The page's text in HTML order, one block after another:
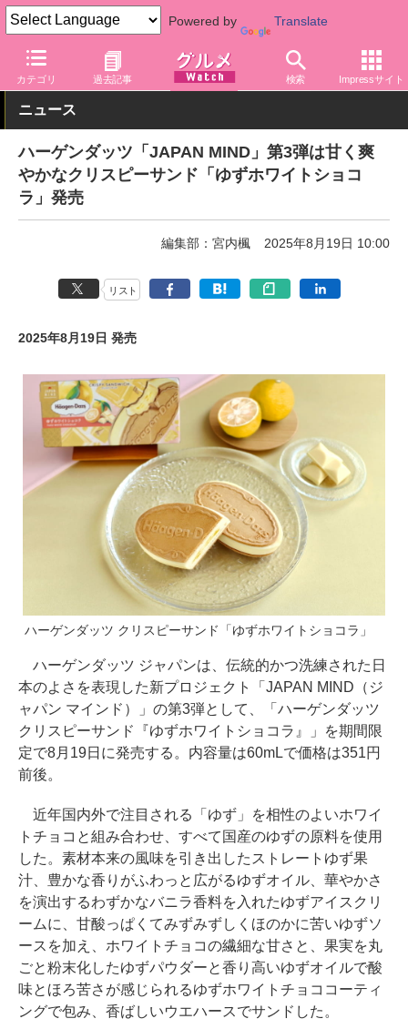
Powered by Translate
カテゴリ 過去記事 検索 Impressサイト
グルメ Watch 菓子・スイーツ アイスクリーム
ニュース
ハーゲンダッツ「JAPAN MIND」第3弾は甘く爽
やかなクリスピーサンド「ゆずホワイトショコ
ラ」発売
編集部：宮内楓 2025年8月19日 10:00
リスト
2025年8月19日 発売
ハーゲンダッツ クリスピーサンド「ゆずホワイトショコラ」
ハーゲンダッツ ジャパンは、伝統的かつ洗練された日
本のよさを表現した新プロジェクト「JAPAN MIND（ジ
ャパン マインド）」の第3弾として、「ハーゲンダッツ
クリスピーサンド『ゆずホワイトショコラ』」を期間限
定で8月19日に発売する。内容量は60mLで価格は351円
前後。
近年国内外で注目される「ゆず」を相性のよいホワイ
トチョコと組み合わせ、すべて国産のゆずの原料を使用
した。素材本来の風味を引き出したストレートゆず果
汁、豊かな香りがふわっと広がるゆずオイル、華やかさ
を演出するわずかなバニラ香料を入れたゆずアイスクリ
ームに、甘酸っぱくてみずみずしくほのかに苦いゆずソ
ースを加え、ホワイトチョコの繊細な甘さと、果実を丸
ごと粉末化したゆずパウダーと香り高いゆずオイルで酸
味とほろ苦さが感じられるゆずホワイトチョココーティ
ングで包み、香ばしいウエハースでサンドした。